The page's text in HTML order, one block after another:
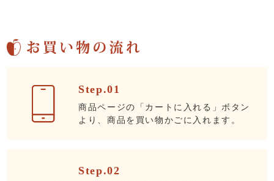
Step.01
商品ページの「カートに入れる」ボタン
より、商品を買い物かごに入れます。
Step.02